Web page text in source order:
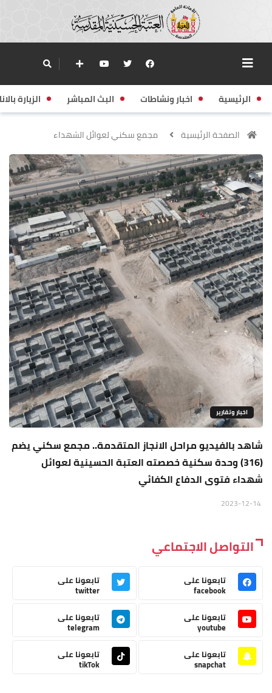
الرئيسية اخبار ونشاطات البث المباشر الزيارة
الصفحة الرئيسية مجمع سكني لعوائل الشهداء
اخبار وتقارير
شاهد بالفيديو مراحل الانجاز المتقدمة.. مجمع سكني يضم
(316) وحدة سكنية خصصته العتبة الحسينية لعوائل
شهداء فتوى الدفاع الكفائي
التواصل الاجتماعي
تابعونا على
facebook
تابعونا على
twitter
تابعونا على
youtube
تابعونا على
telegram
تابعونا على
snapchat
تابعونا على
tikTok